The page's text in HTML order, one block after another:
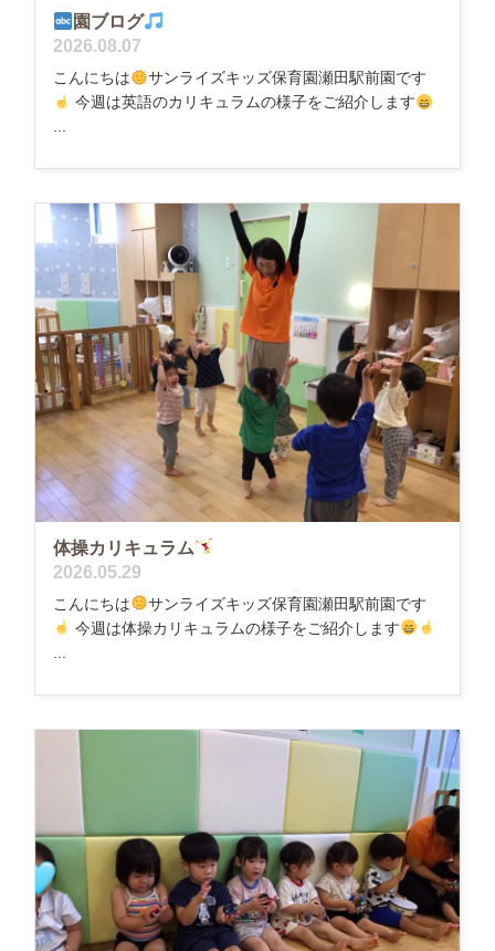
園ブログ
2026.08.07
こんにちは
サンライズキッズ保育園瀬田駅前園です
今週は英語のカリキュラムの様子をご紹介します
...
体操カリキュラム
2026.05.29
こんにちは
サンライズキッズ保育園瀬田駅前園です
今週は体操カリキュラムの様子をご紹介します